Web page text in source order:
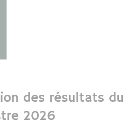
des résultats du
2026